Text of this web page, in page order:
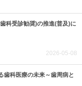
科受診勧奨)の推進(普及)に
2026-05-08
歯科医療の未来～歯周病と